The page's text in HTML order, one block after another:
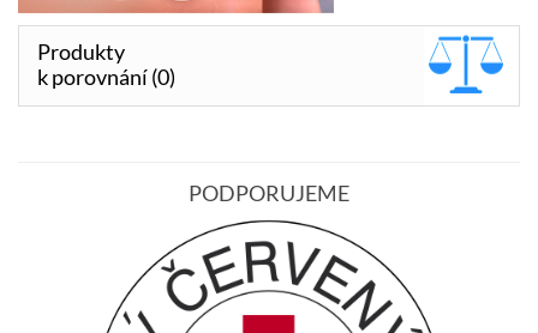
Produkty
k porovnání (0)
PODPORUJEME